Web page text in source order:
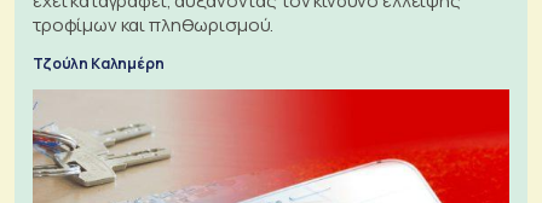
τροφίμων και πληθωρισμού.
Τζούλη Καλημέρη